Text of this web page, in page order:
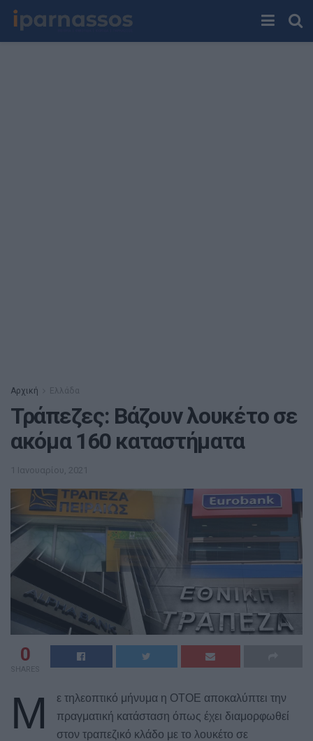
Αρχική Ελλάδα
Τράπεζες: Βάζουν λουκέτο σε
ακόμα 160 καταστήματα
1 Ιανουαρίου, 2021
0
SHARES
M
ε τηλεοπτικό μήνυμα η ΟΤΟΕ αποκαλύπτει την
πραγματική κατάσταση όπως έχει διαμορφωθεί
στον τραπεζικό κλάδο με το λουκέτο σε